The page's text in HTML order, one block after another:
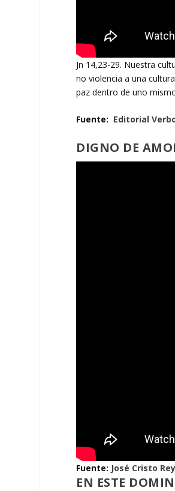
Jn 14,23-29. Nuestra
no violencia a una
paz dentro de uno
Fuente: Editorial
DIGNO DE
Fuente: José Cristo
EN ESTE